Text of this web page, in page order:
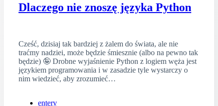
Dlaczego nie znoszę języka Python
Cześć, dzisiaj tak bardziej z żalem do świata, ale nie
traćmy nadziei, może będzie śmiesznie (albo na pewno tak
będzie) 🤪 Drobne wyjaśnienie Python z logiem węża jest
językiem programowania i w zasadzie tyle wystarczy o
nim wiedzieć, aby zrozumieć…
enterv